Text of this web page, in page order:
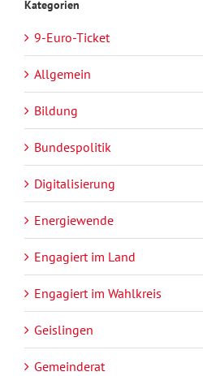
Kategorien
9-Euro-Ticket
Allgemein
Bildung
Bundespolitik
Digitalisierung
Energiewende
Engagiert im Land
Engagiert im Wahlkreis
Geislingen
Gemeinderat